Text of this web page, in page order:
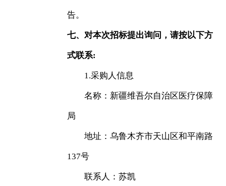
告。
七、对本次招标提出询问，请按以下方
式联系:
1.采购人信息
名称：新疆维吾尔自治区医疗保障
局
地址：乌鲁木齐市天山区和平南路
137号
联系人：苏凯